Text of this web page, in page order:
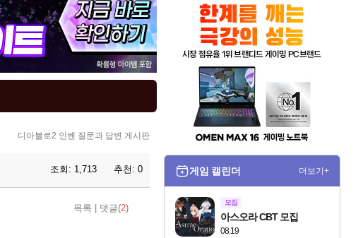
디아블로2 인벤 질문과 답변 게시판
조회: 1,713 추천: 0
목록 댓글(2)
게임 캘린더 더보기+
모집
08.19
아스오라 CBT 모집